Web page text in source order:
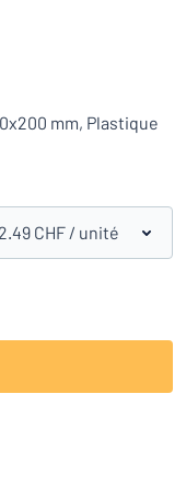
? À vous de
mm, Plastique
CHF / unité